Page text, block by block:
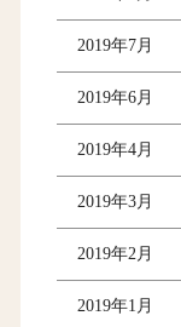
2019年7月
2019年6月
2019年4月
2019年3月
2019年2月
2019年1月